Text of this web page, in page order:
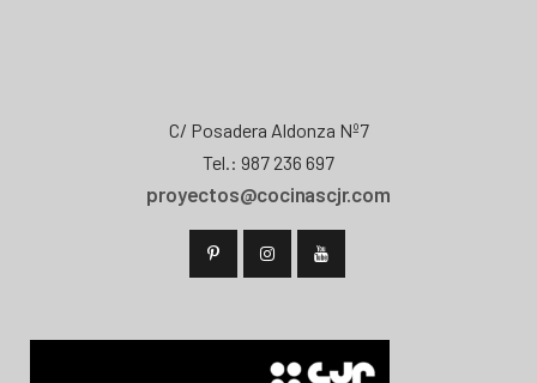
C/ Posadera Aldonza Nº7
Tel.: 987 236 697
proyectos@cocinascjr.com